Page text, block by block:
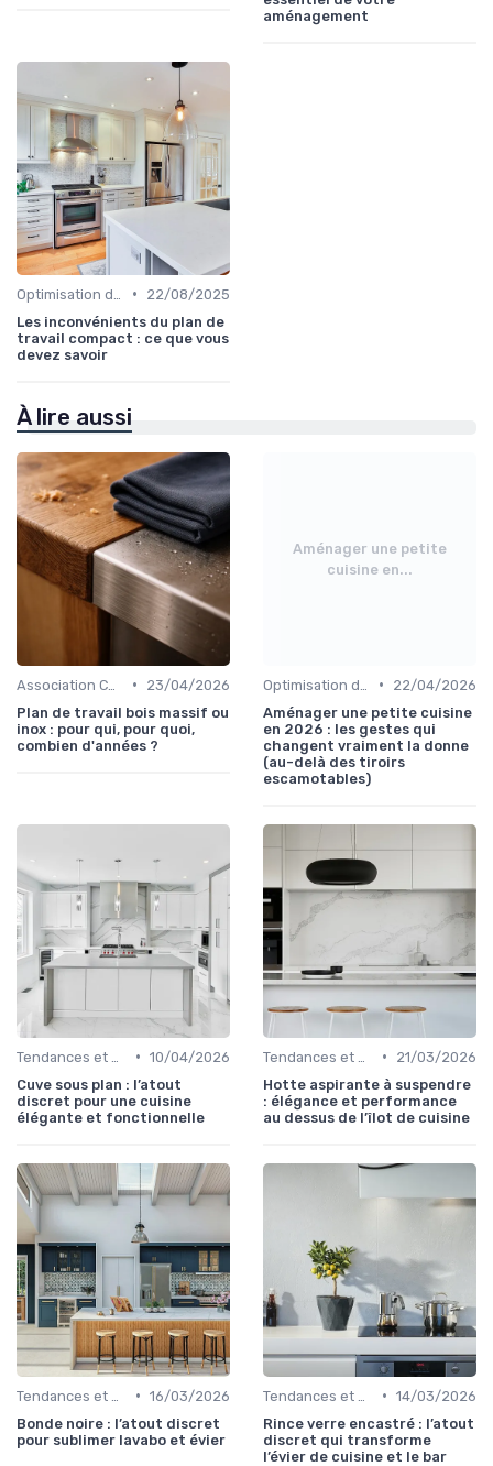
aménagement
•
22/08/2025
Les inconvénients du plan de
travail compact : ce que vous
devez savoir
À lire aussi
•
23/04/2026
Plan de travail bois massif ou
inox : pour qui, pour quoi,
combien d'années ?
Aménager une petite
cuisine en...
•
22/04/2026
Aménager une petite cuisine
en 2026 : les gestes qui
changent vraiment la donne
(au-delà des tiroirs
escamotables)
• 10/04/2026
Cuve sous plan : l’atout
discret pour une cuisine
élégante et fonctionnelle
•
21/03/2026
Hotte aspirante à suspendre
: élégance et performance
au dessus de l’îlot de cuisine
• 16/03/2026
Bonde noire : l’atout discret
pour sublimer lavabo et évier
• 14/03/2026
Rince verre encastré : l’atout
discret qui transforme
l’évier de cuisine et le bar